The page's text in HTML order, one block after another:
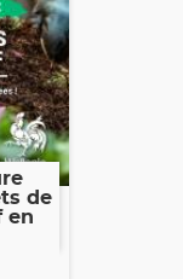
de
en